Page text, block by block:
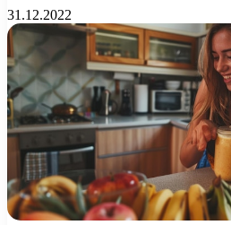
31.12.2022